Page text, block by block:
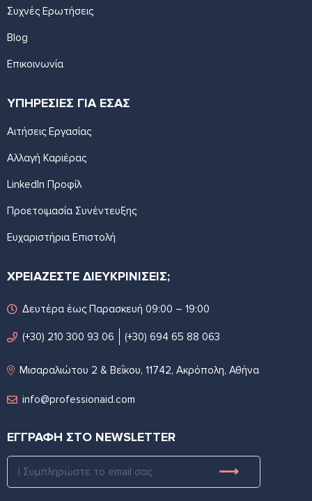
Συχνές Ερωτήσεις
Blog
Επικοινωνία
ΥΠΗΡΕΣΙΕΣ ΓΙΑ ΕΣΑΣ
Αιτήσεις Εργασίας
Αλλαγή Καριέρας
LinkedIn Προφίλ
Προετοιμασία Συνέντευξης
Ευχαριστήρια Επιστολή
ΧΡΕΙΑΖΕΣΤΕ ΔΙΕΥΚΡΙΝΙΣΕΙΣ;
Δευτέρα έως Παρασκευή 09:00 – 19:00
(+30) 210 300 93 06 (+30) 694 65 88 063
Μισαραλιώτου 2 & Βεΐκου, 11742, Ακρόπολη, Αθήνα
info@professionaid.com
ΕΓΓΡΑΦΗ ΣΤΟ NEWSLETTER